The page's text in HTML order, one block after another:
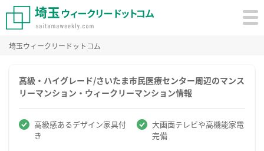
埼玉ウィークリードットコム
高級・ハイグレード/さいたま市民医療センター周辺のマンス
リーマンション・ウィークリーマンション情報
高級感あるデザイン家具付
き
大画面テレビや高機能家電
完備